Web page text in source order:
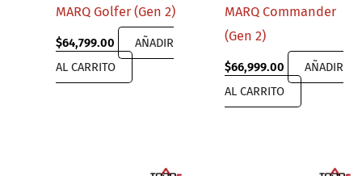
MARQ Golfer (Gen 2)
$64,799.00
AÑADIR
AL CARRITO
MARQ Commander
(Gen 2)
$66,999.00
AÑADIR
AL CARRITO